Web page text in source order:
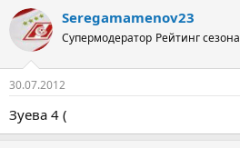
Seregamamenov23
Супермодератор Рейтинг
30.07.2012
Зуeвa 4 (